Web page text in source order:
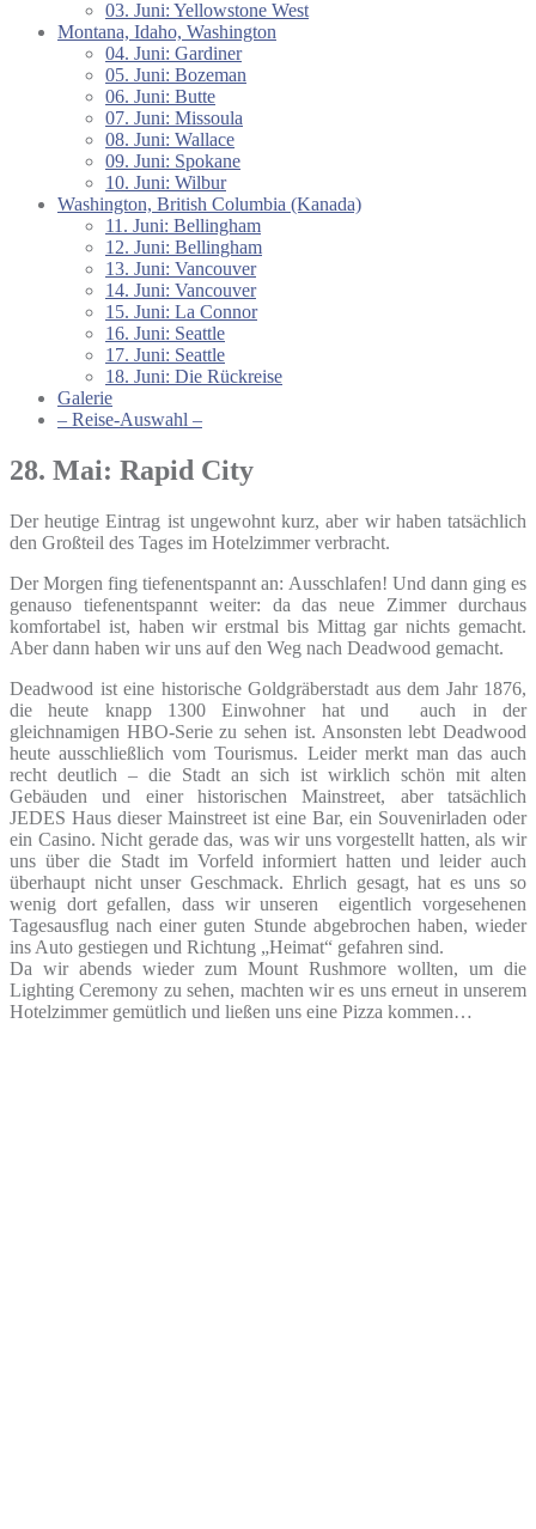
03. Juni: Yellowstone West
Montana, Idaho, Washington
04. Juni: Gardiner
05. Juni: Bozeman
06. Juni: Butte
07. Juni: Missoula
08. Juni: Wallace
09. Juni: Spokane
10. Juni: Wilbur
Washington, British Columbia (Kanada)
11. Juni: Bellingham
12. Juni: Bellingham
13. Juni: Vancouver
14. Juni: Vancouver
15. Juni: La Connor
16. Juni: Seattle
17. Juni: Seattle
18. Juni: Die Rückreise
Galerie
– Reise-Auswahl –
28. Mai: Rapid City
Der heutige Eintrag ist ungewohnt kurz, aber wir haben tatsächlich
den Großteil des Tages im Hotelzimmer verbracht.
Der Morgen fing tiefenentspannt an: Ausschlafen! Und dann ging es
genauso tiefenentspannt weiter: da das neue Zimmer durchaus
komfortabel ist, haben wir erstmal bis Mittag gar nichts gemacht.
Aber dann haben wir uns auf den Weg nach Deadwood gemacht.
Deadwood ist eine historische Goldgräberstadt aus dem Jahr 1876,
die heute knapp 1300 Einwohner hat und auch in der
gleichnamigen HBO-Serie zu sehen ist. Ansonsten lebt Deadwood
heute ausschließlich vom Tourismus. Leider merkt man das auch
recht deutlich – die Stadt an sich ist wirklich schön mit alten
Gebäuden und einer historischen Mainstreet, aber tatsächlich
JEDES Haus dieser Mainstreet ist eine Bar, ein Souvenirladen oder
ein Casino. Nicht gerade das, was wir uns vorgestellt hatten, als wir
uns über die Stadt im Vorfeld informiert hatten und leider auch
überhaupt nicht unser Geschmack. Ehrlich gesagt, hat es uns so
wenig dort gefallen, dass wir unseren eigentlich vorgesehenen
Tagesausflug nach einer guten Stunde abgebrochen haben, wieder
ins Auto gestiegen und Richtung „Heimat“ gefahren sind.
Da wir abends wieder zum Mount Rushmore wollten, um die
Lighting Ceremony zu sehen, machten wir es uns erneut in unserem
Hotelzimmer gemütlich und ließen uns eine Pizza kommen…